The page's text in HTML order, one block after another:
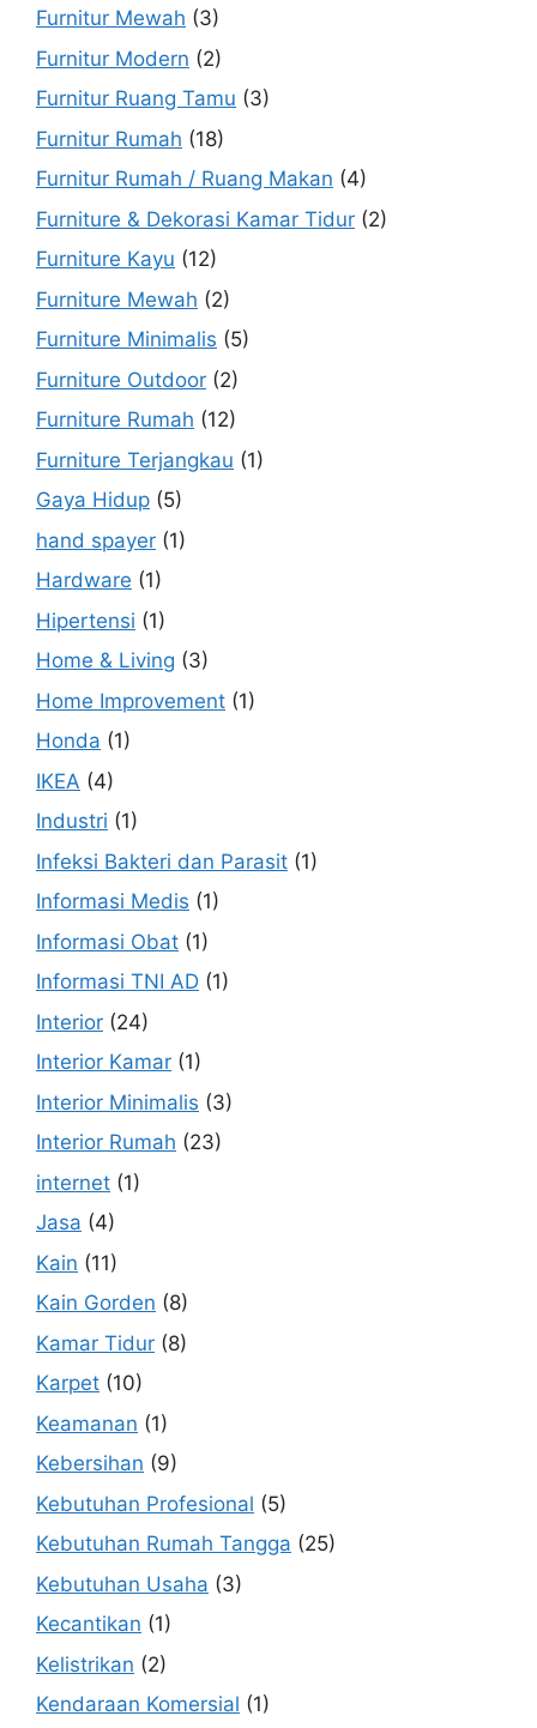
Furnitur Mewah (3)
Furnitur Modern (2)
Furnitur Ruang Tamu (3)
Furnitur Rumah (18)
Furnitur Rumah / Ruang Makan (4)
Furniture & Dekorasi Kamar Tidur (2)
Furniture Kayu (12)
Furniture Mewah (2)
Furniture Minimalis (5)
Furniture Outdoor (2)
Furniture Rumah (12)
Furniture Terjangkau (1)
Gaya Hidup (5)
hand spayer (1)
Hardware (1)
Hipertensi (1)
Home & Living (3)
Home Improvement (1)
Honda (1)
IKEA (4)
Industri (1)
Infeksi Bakteri dan Parasit (1)
Informasi Medis (1)
Informasi Obat (1)
Informasi TNI AD (1)
Interior (24)
Interior Kamar (1)
Interior Minimalis (3)
Interior Rumah (23)
internet (1)
Jasa (4)
Kain (11)
Kain Gorden (8)
Kamar Tidur (8)
Karpet (10)
Keamanan (1)
Kebersihan (9)
Kebutuhan Profesional (5)
Kebutuhan Rumah Tangga (25)
Kebutuhan Usaha (3)
Kecantikan (1)
Kelistrikan (2)
Kendaraan Komersial (1)